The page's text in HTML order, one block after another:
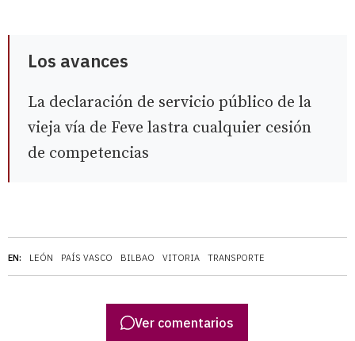
EN: LEÓN PAÍS VASCO BILBAO VITORIA TRANSPORTE
Los avances
La declaración de servicio público de la
vieja vía de Feve lastra cualquier cesión
de competencias
Ver comentarios